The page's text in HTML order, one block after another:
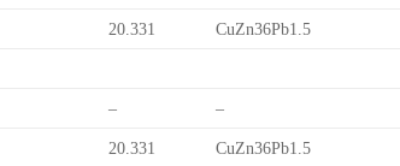
20.331 CuZn36Pb1.5
– –
20.331 CuZn36Pb1.5